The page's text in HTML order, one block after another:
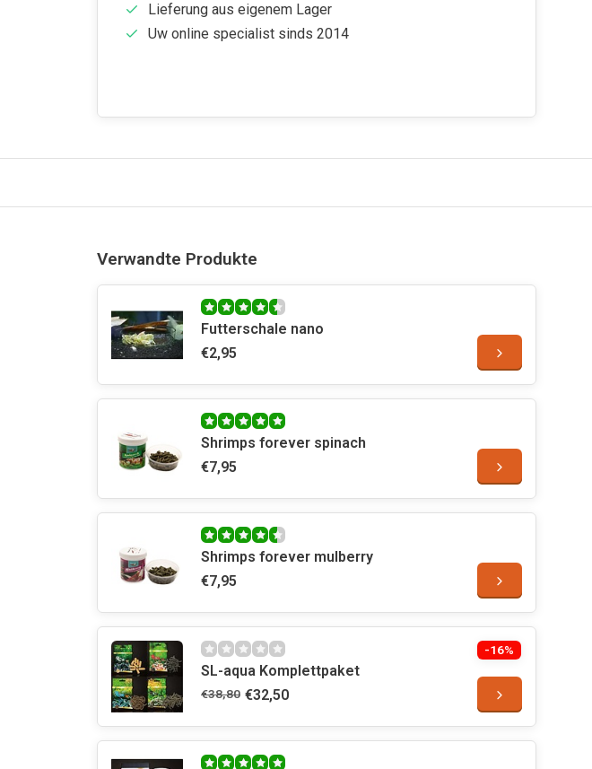
Lieferung aus eigenem Lager
Uw online specialist sinds 2014
Verwandte Produkte
Futterschale nano
€2,95
Shrimps forever spinach
€7,95
Shrimps forever mulberry
€7,95
SL-aqua Komplettpaket
€38,80 €32,50
-16%